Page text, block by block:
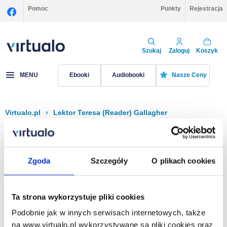
Zgoda Szczegóły O plikach cookies
Ta strona wykorzystuje pliki cookies
Podobnie jak w innych serwisach internetowych, także
na www.virtualo.pl wykorzystywane są pliki cookies oraz
Pomoc Punkty Rejestracja
Szukaj Zaloguj Koszyk
MENU Ebooki Audiobooki Nasze Ceny
Virtualo.pl › Lektor Teresa (Reader) Gallagher
Filtruj Sortuj
Na stronie